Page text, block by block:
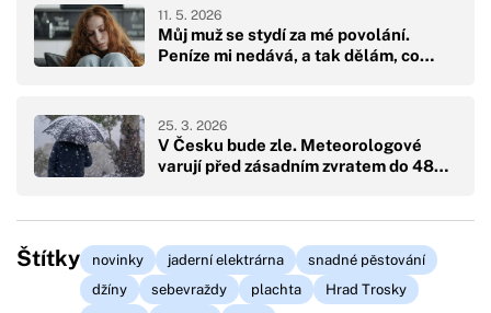
Můj muž se stydí za mé povolání.
Peníze mi nedává, a tak dělám, co…
11. 5. 2026
V Česku bude zle. Meteorologové
varují před zásadním zvratem do 48…
25. 3. 2026
Štítky novinky jaderní elektrárna
snadné pěstování
džíny
sebevraždy plachta
Hrad Trosky